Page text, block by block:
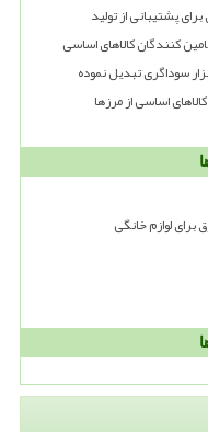
پشتیبانی از تولید
سوداگری تبدیل نموده
برای لوازم خانگی